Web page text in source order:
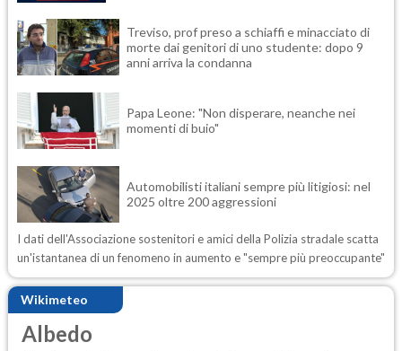
Treviso, prof preso a schiaffi e minacciato di
morte dai genitori di uno studente: dopo 9
anni arriva la condanna
Papa Leone: "Non disperare, neanche nei
momenti di buio"
Automobilisti italiani sempre più litigiosi: nel
2025 oltre 200 aggressioni
I dati dell'Associazione sostenitori e amici della Polizia stradale scatta
un'istantanea di un fenomeno in aumento e "sempre più preoccupante"
Wikimeteo
Albedo